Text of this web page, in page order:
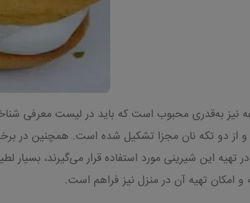
نیز به‌قدری محبوب است که باید در لیست معرفی
و از دو تکه نان مجزا تشکیل شده است. همچنین در
تهیه این شیرینی مورد استفاده قرار می‌گیرند،
و امکان تهیه آن در منزل نیز فراهم است.